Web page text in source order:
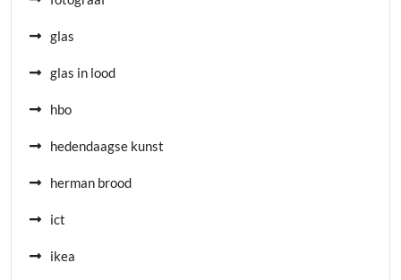
glas
glas in lood
hbo
hedendaagse kunst
herman brood
ict
ikea